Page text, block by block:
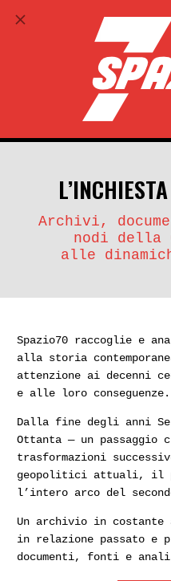
ABBONATI
Archivi,
nodi della
alle
Spazio70 raccoglie e
alla storia
attenzione ai decenni
e alle loro conseguenze.
Dalla fine degli anni
Ottanta — un
trasformazioni
geopolitici attuali, il
l’intero arco del
Un archivio in costante
in relazione passato e
documenti, fonti e